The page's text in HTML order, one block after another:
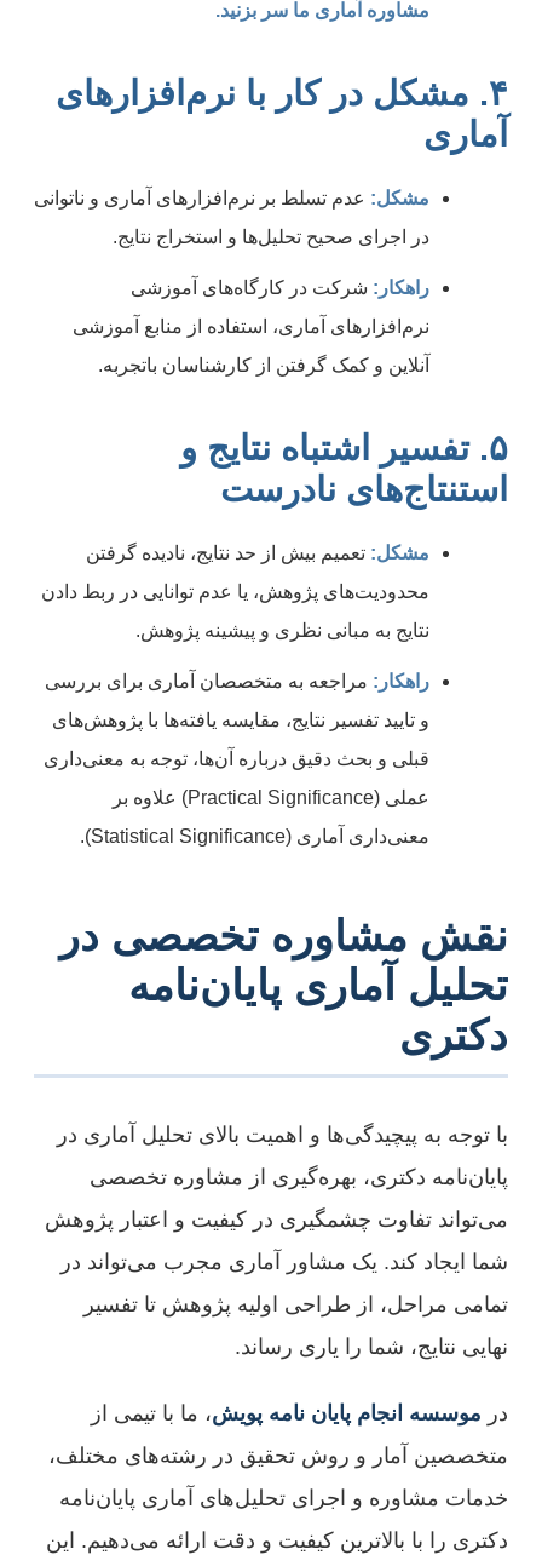
مشاوره آماری ما سر بزنید.
۴. مشکل در کار با نرم‌افزارهای
آماری
مشکل: عدم تسلط بر نرم‌افزارهای آماری و ناتوانی
در اجرای صحیح تحلیل‌ها و استخراج نتایج.
راهکار: شرکت در کارگاه‌های آموزشی
نرم‌افزارهای آماری، استفاده از منابع آموزشی
آنلاین و کمک گرفتن از کارشناسان باتجربه.
۵. تفسیر اشتباه نتایج و
استنتاج‌های نادرست
مشکل: تعمیم بیش از حد نتایج، نادیده گرفتن
محدودیت‌های پژوهش، یا عدم توانایی در ربط دادن
نتایج به مبانی نظری و پیشینه پژوهش.
راهکار: مراجعه به متخصصان آماری برای بررسی
و تایید تفسیر نتایج، مقایسه یافته‌ها با پژوهش‌های
قبلی و بحث دقیق درباره آن‌ها، توجه به معنی‌داری
عملی (Practical Significance) علاوه بر
معنی‌داری آماری (Statistical Significance).
نقش مشاوره تخصصی در
تحلیل آماری پایان‌نامه
دکتری
با توجه به پیچیدگی‌ها و اهمیت بالای تحلیل آماری در
پایان‌نامه دکتری، بهره‌گیری از مشاوره تخصصی
می‌تواند تفاوت چشمگیری در کیفیت و اعتبار پژوهش
شما ایجاد کند. یک مشاور آماری مجرب می‌تواند در
تمامی مراحل، از طراحی اولیه پژوهش تا تفسیر
نهایی نتایج، شما را یاری رساند.
در موسسه انجام پایان نامه پویش، ما با تیمی از
متخصصین آمار و روش تحقیق در رشته‌های مختلف،
خدمات مشاوره و اجرای تحلیل‌های آماری پایان‌نامه
دکتری را با بالاترین کیفیت و دقت ارائه می‌دهیم. این